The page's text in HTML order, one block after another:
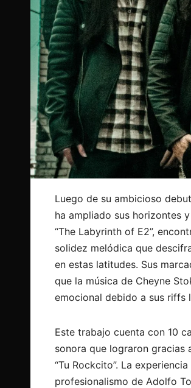
Luego de su ambicioso
ha ampliado sus horizontes
“The Labyrinth of E2”,
solidez melódica que
en estas latitudes. Sus
que la música de Cheyne
emocional debido a sus riffs
Este trabajo cuenta con 10
sonora que lograron gracias
“Tu Rockcito”. La
profesionalismo de Adolfo